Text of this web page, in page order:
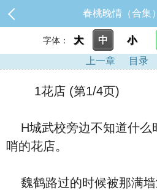
春桃晚情（合集
字体： 大 中 小
上一章
目录
1花店 (第1/4页)
H城武校旁边不知道什么
哨的花店。
魏鹤路过的时候被那满墙